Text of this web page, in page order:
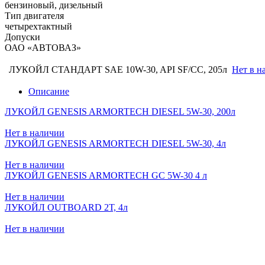
бензиновый, дизельный
Тип двигателя
четырехтактный
Допуски
ОАО «АВТОВАЗ»
ЛУКОЙЛ СТАНДАРТ SAE 10W-30, API SF/CC, 205л Нет в
Описание
ЛУКОЙЛ GENESIS ARMORTECH DIESEL 5W-30, 200л
Нет в наличии
ЛУКОЙЛ GENESIS ARMORTECH DIESEL 5W-30, 4л
Нет в наличии
ЛУКОЙЛ GENESIS ARMORTECH GC 5W-30 4 л
Нет в наличии
ЛУКОЙЛ OUTBOARD 2Т, 4л
Нет в наличии